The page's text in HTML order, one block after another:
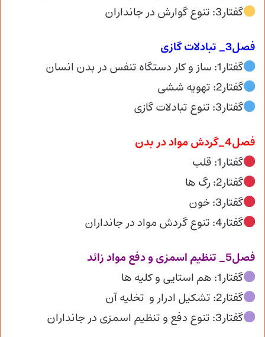
گفتار3: تنوع گوارش در جانداران
فصل3_ تبادلات گازی
گفتار1: ساز و کار دستگاه تنفس در بدن انسان
گفتار2: تهویه ششی
گفتار3: تنوع تبادلات گازی
فصل4_گردش مواد در بدن
گفتار1: قلب
گفتار2: رگ ها
گفتار3: خون
گفتار4: تنوع گردش مواد در جانداران
فصل5_ تنظیم اسمزی و دفع مواد زائد
گفتار1: هم استایی و کلیه ها
گفتار2: تشکیل ادرار و تخلیه آن
گفتار3: تنوع دفع و تنظیم اسمزی در جانداران